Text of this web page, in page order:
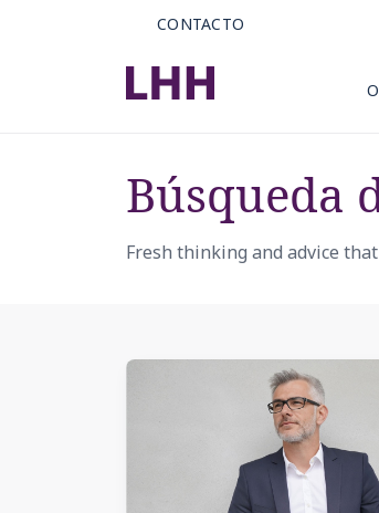
CONTACTO
Búsqueda
Fresh thinking and advice